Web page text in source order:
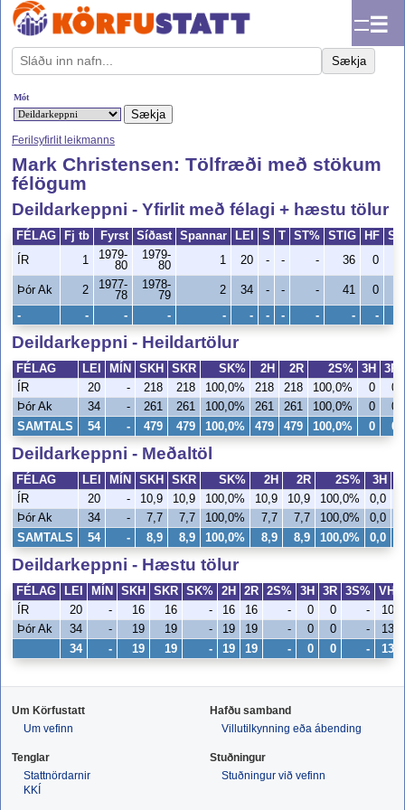
☰
Sækja
Mót
Ferilsyfirlit leikmanns
Mark Christensen: Tölfræði með stökum
félögum
Deildarkeppni - Yfirlit með félagi + hæstu tölur
FÉLAG Fj tb Fyrst Síðast Spannar LEI S T ST% STIG HF
ÍR
1
1979-
80
1979-
80
1 20 - - - 36 0
Þór Ak 2
1977-
78
1978-
79
2 34 - - - 41 0
- - - - - - - - - - -
Deildarkeppni - Heildartölur
FÉLAG LEI MÍN SKH SKR SK% 2H 2R 2S% 3H
3R
ÍR
20 - 218 218 100,0% 218 218 100,0% 0
0
Þór Ak
34 - 261 261 100,0% 261 261 100,0% 0 0
SAMTALS 54 - 479 479 100,0% 479 479 100,0% 0 0
Deildarkeppni - Meðaltöl
FÉLAG LEI MÍN SKH SKR SK% 2H 2R 2S% 3H
ÍR
20 - 10,9 10,9 100,0% 10,9 10,9 100,0% 0,0
Þór Ak
34 - 7,7 7,7 100,0% 7,7 7,7 100,0% 0,0
SAMTALS 54 - 8,9 8,9 100,0% 8,9 8,9 100,0% 0,0
Deildarkeppni - Hæstu tölur
FÉLAG LEI MÍN SKH SKR SK% 2H 2R 2S% 3H 3R 3S% VH
ÍR
20 - 16 16 - 16 16 - 0 0 -
10
Þór Ak
34 - 19 19 - 19 19 - 0 0 - 13
34 - 19 19 - 19 19 - 0 0 - 13
Um Körfustatt
Um vefinn
Hafðu samband
Villutilkynning eða ábending
Tenglar
Stattnördarnir
KKÍ
Stuðningur
Stuðningur við vefinn